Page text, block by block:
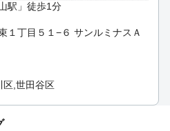
駅」徒歩1分
１丁目５１−６ サンルミナスＡ
区,世田谷区